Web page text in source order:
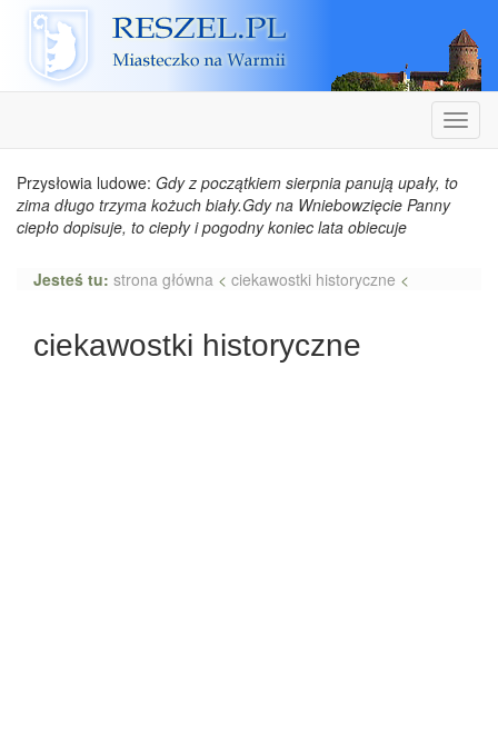
Reszel
Przysłowia ludowe: Gdy z początkiem sierpnia panują upały, to
zima długo trzyma kożuch biały.Gdy na Wniebowzięcie Panny
ciepło dopisuje, to ciepły i pogodny koniec lata obiecuje
Jesteś tu: strona główna < ciekawostki historyczne <
ciekawostki historyczne